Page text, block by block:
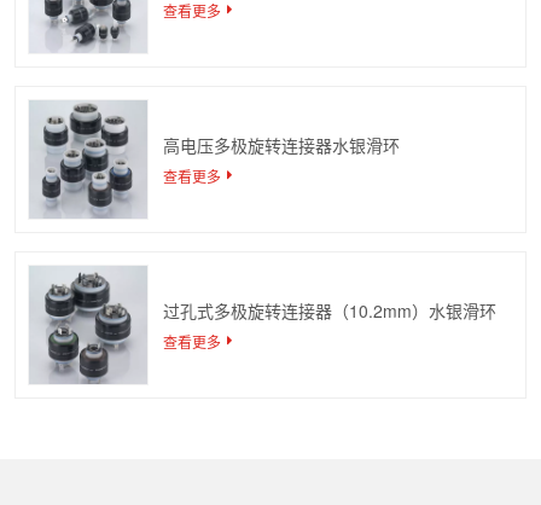
查看更多
高电压多极旋转连接器水银滑环
查看更多
过孔式多极旋转连接器（10.2mm）水银滑环
查看更多